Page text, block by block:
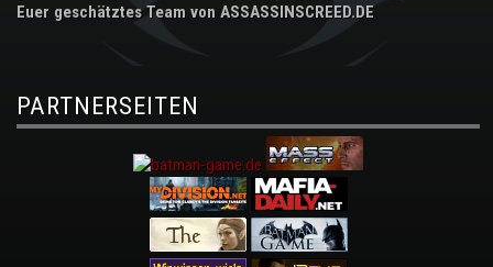
Euer geschätztes Team von ASSASSINSCREED.DE
PARTNERSEITEN